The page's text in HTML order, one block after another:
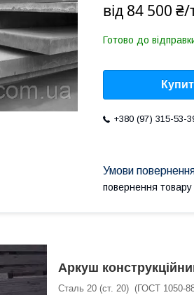
від 84 500 ₴/
Готово до
+380 (97) 315-53-
повернення товару
Аркуш
Сталь 20 (ст. 20) (ГОСТ 1050-